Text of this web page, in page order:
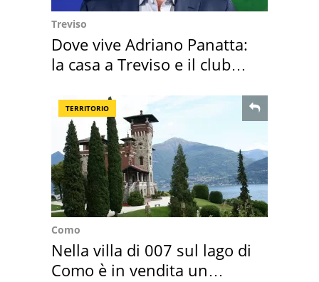
Treviso
Dove vive Adriano Panatta:
la casa a Treviso e il club
TERRITORIO
Como
Nella villa di 007 sul lago di
Como è in vendita un